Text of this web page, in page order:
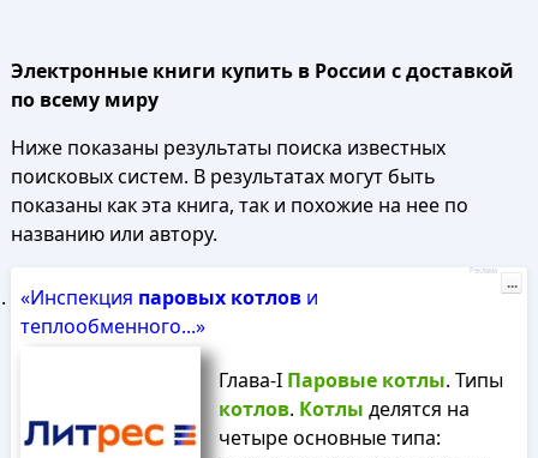
Электронные книги купить в России с доставкой
по всему миру
Ниже показаны результаты поиска известных
поисковых систем. В результатах могут быть
показаны как эта книга, так и похожие на нее по
названию или автору.
«Инспекция паровых котлови
теплообменного...»
Глава-I Паровые котлы. Типы
котлов. Котлы делятся на
четыре основные типа:
Реклама
...